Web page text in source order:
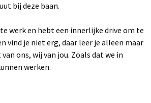
bij deze baan.
werk en hebt een innerlijke drive om te
vind je niet erg, daar leer je alleen maar
ons, wij van jou. Zoals dat we in
werken.